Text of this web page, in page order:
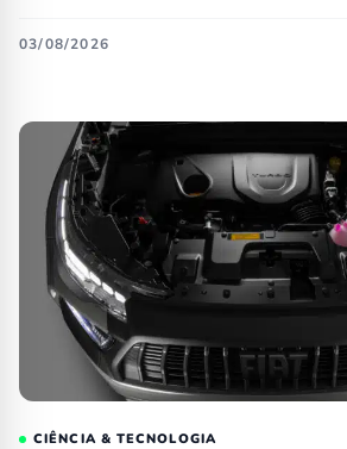
03/08/2026
CIÊNCIA & TECNOLOGIA